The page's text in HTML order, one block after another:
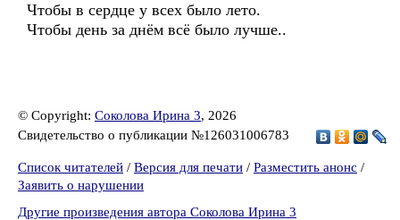
Чтобы в сердце у всех было лето.
Чтобы день за днём всё было лучше..
© Copyright: Соколова Ирина 3, 2026
Свидетельство о публикации №126031006783
Список читателей / Версия для печати / Разместить анонс /
Заявить о нарушении
Другие произведения автора Соколова Ирина 3